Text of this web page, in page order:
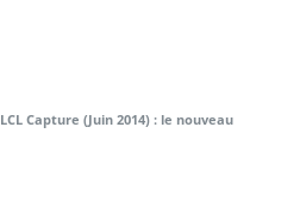
LCL Capture (Juin 2014) : le nouveau